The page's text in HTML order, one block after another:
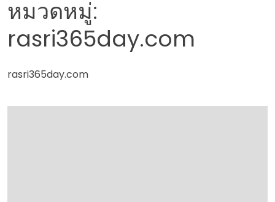
หมวดหมู่:
rasri365day.com
rasri365day.com